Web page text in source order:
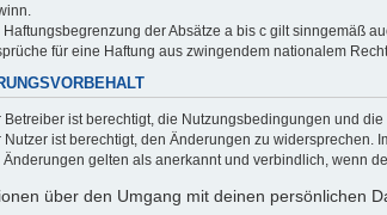
Haftungsbegrenzung der Absätze a bis c gilt sinngemäß
für eine Haftung aus zwingendem nationalem
Betreiber ist berechtigt, die Nutzungsbedingungen und
Nutzer ist berechtigt, den Änderungen zu widersprechen.
Änderungen gelten als anerkannt und verbindlich, wenn
über den Umgang mit deinen persönlichen